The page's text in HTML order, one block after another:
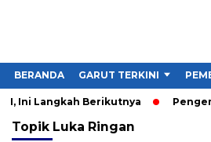
BERANDA GARUT TERKINI
Ini Langkah Berikutnya
Topik Luka Ringan